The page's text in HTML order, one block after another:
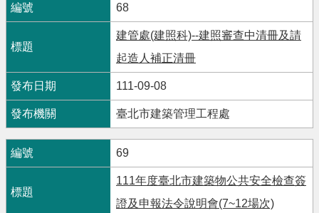
68
建管處(建照科)--建照審查中清冊及請
起造人補正清冊
111-09-08
臺北市建築管理工程處
69
111年度臺北市建築物公共安全檢查簽
證及申報法令說明會(7~12場次)